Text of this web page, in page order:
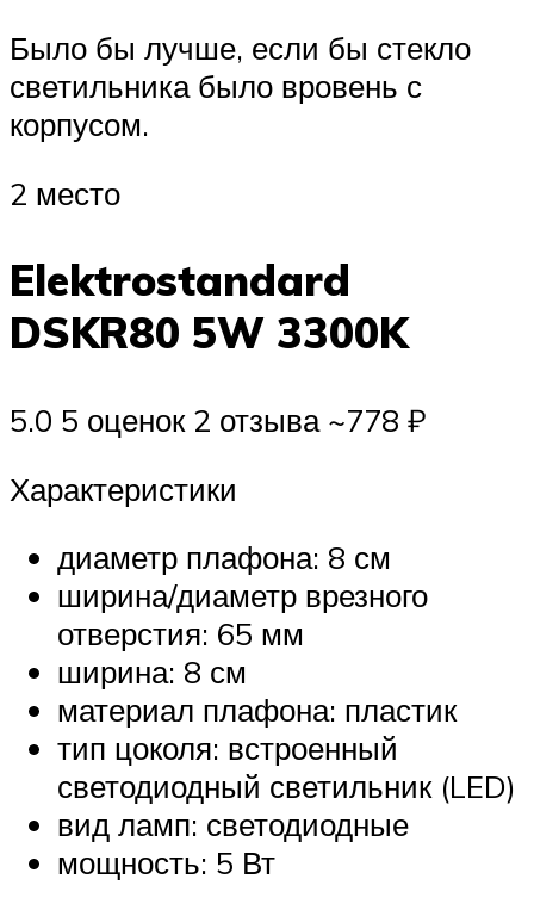
Было бы лучше, если бы стекло
светильника было вровень с
корпусом.
2 место
Elektrostandard
DSKR80 5W 3300K
5.0 5 оценок 2 отзыва ~778 ₽
Характеристики
диаметр плафона: 8 см
ширина/диаметр врезного
отверстия: 65 мм
ширина: 8 см
материал плафона: пластик
тип цоколя: встроенный
светодиодный светильник (LED)
вид ламп: светодиодные
мощность: 5 Вт